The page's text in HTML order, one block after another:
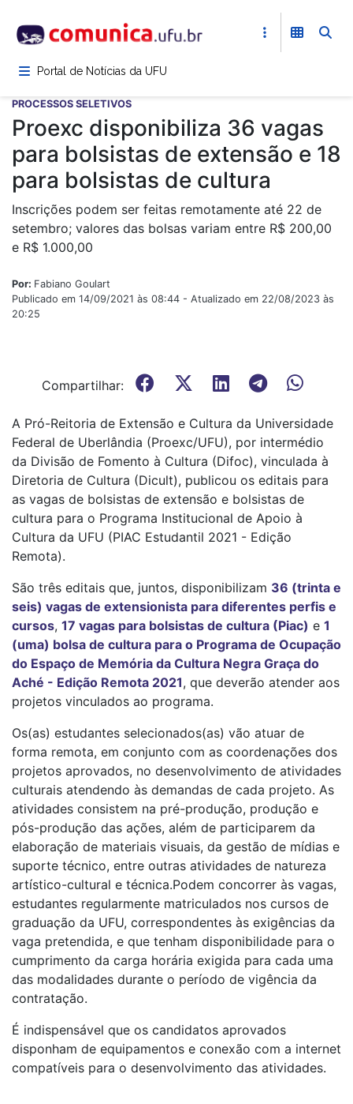
para
conteúdoPortal de Notícias da UFU
PROCESSOS SELETIVOS
Proexc disponibiliza 36 vagas
para bolsistas de extensão e 18
para bolsistas de cultura
Inscrições podem ser feitas remotamente até 22 de
setembro; valores das bolsas variam entre R$ 200,00
e R$ 1.000,00
Por: Fabiano Goulart
Publicado em 14/09/2021 às 08:44 - Atualizado em 22/08/2023 às
20:25
Compartilhar:
A Pró-Reitoria de Extensão e Cultura da Universidade
Federal de Uberlândia (Proexc/UFU), por intermédio
da Divisão de Fomento à Cultura (Difoc), vinculada à
Diretoria de Cultura (Dicult), publicou os editais para
as vagas de bolsistas de extensão e bolsistas de
cultura para o Programa Institucional de Apoio à
Cultura da UFU (PIAC Estudantil 2021 - Edição
Remota).
São três editais que, juntos, disponibilizam 36 (trinta e
seis) vagas de extensionista para diferentes perfis e
cursos, 17 vagas para bolsistas de cultura (Piac) e 1
(uma) bolsa de cultura para o Programa de Ocupação
do Espaço de Memória da Cultura Negra Graça do
Aché - Edição Remota 2021, que deverão atender aos
projetos vinculados ao programa.
Os(as) estudantes selecionados(as) vão atuar de
forma remota, em conjunto com as coordenações dos
projetos aprovados, no desenvolvimento de atividades
culturais atendendo às demandas de cada projeto. As
atividades consistem na pré-produção, produção e
pós-produção das ações, além de participarem da
elaboração de materiais visuais, da gestão de mídias e
suporte técnico, entre outras atividades de natureza
artístico-cultural e técnica.Podem concorrer às vagas,
estudantes regularmente matriculados nos cursos de
graduação da UFU, correspondentes às exigências da
vaga pretendida, e que tenham disponibilidade para o
cumprimento da carga horária exigida para cada uma
das modalidades durante o período de vigência da
contratação.
É indispensável que os candidatos aprovados
disponham de equipamentos e conexão com a internet
compatíveis para o desenvolvimento das atividades.